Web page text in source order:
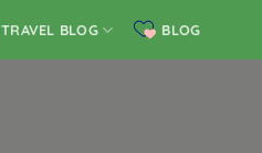
TRAVEL BLOG BLOG